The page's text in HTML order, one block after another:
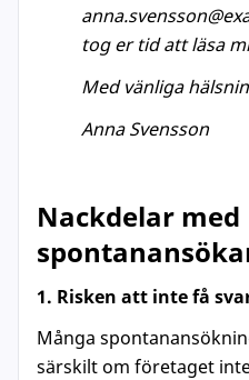
tog er tid att läsa
Med vänliga
Anna Svensson
Nackdelar med
1. Risken att inte få
Många
särskilt om företaget